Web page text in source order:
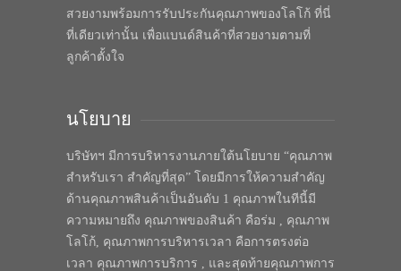
สวยงามพร้อมการรับประกันคุณภาพของโลโก้ ที่นี่
ที่เดียวเท่านั้น เพื่อแบนด์สินค้าที่สวยงามตามที่
ลูกค้าตั้งใจ
นโยบาย
บริษัทฯ มีการบริหารงานภายใต้นโยบาย “คุณภาพ
สำหรับเรา สำคัญที่สุด” โดยมีการให้ความสำคัญ
ด้านคุณภาพสินค้าเป็นอันดับ 1 คุณภาพในทีนี้มี
ความหมายถึง คุณภาพของสินค้า คือร่ม , คุณภาพ
โลโก้, คุณภาพการบริหารเวลา คือการตรงต่อ
เวลา คุณภาพการบริการ , และสุดท้ายคุณภาพการ